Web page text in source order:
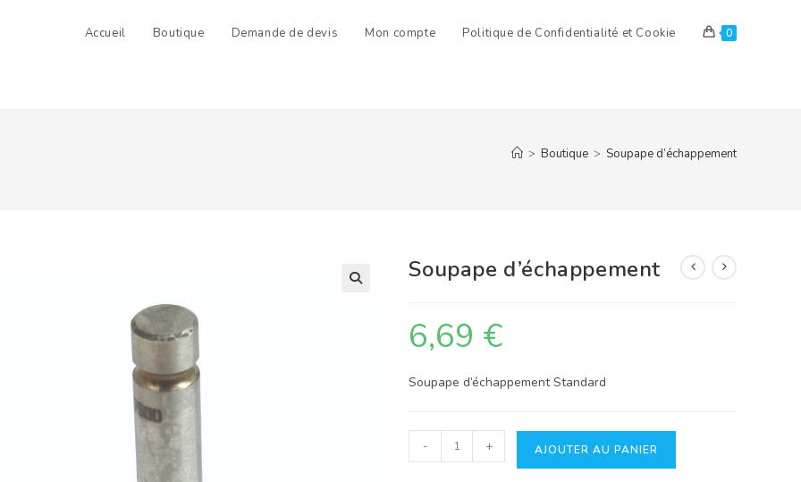
Accueil Boutique Demande de devis Mon compte Politique de Confidentialité et Cookie 0
> Boutique > Soupape d’échappement
Soupape d’échappement
6,69 €
Soupape d’échappement Standard
quantité
de
- + AJOUTER AU PANIER